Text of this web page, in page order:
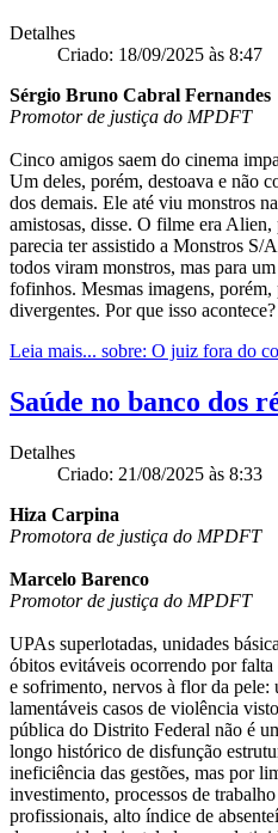
Detalhes
Criado: 18/09/2025 às 8:47
Sérgio Bruno Cabral Fernandes
Promotor de justiça do MPDFT
Cinco amigos saem do cinema
Um deles, porém, destoava e não
dos demais. Ele até viu monstros
amistosas, disse. O filme era
parecia ter assistido a Monstros S/
todos viram monstros, mas para
fofinhos. Mesmas imagens, porém,
divergentes. Por que isso acontece?
Leia mais... sobre: O juiz fora do
Saúde no banco dos
Detalhes
Criado: 21/08/2025 às 8:33
Hiza Carpina
Promotora de justiça do MPDFT
Marcelo Barenco
Promotor de justiça do MPDFT
UPAs superlotadas, unidades
óbitos evitáveis ocorrendo por
e sofrimento, nervos à flor da pele:
lamentáveis casos de violência
pública do Distrito Federal não é
longo histórico de disfunção
ineficiência das gestões, mas por
investimento, processos de
profissionais, alto índice de